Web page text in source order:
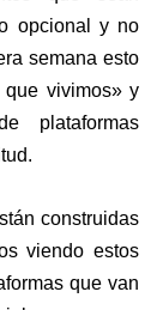
opcional y no
semana esto
vivimos» y
plataformas
construidas
viendo estos
que van